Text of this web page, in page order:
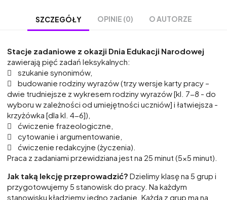
SZCZEGÓŁY OPINIE (0) O AUTORZE
Stacje zadaniowe z okazji Dnia Edukacji Narodowej
zawierają pięć zadań leksykalnych:
 szukanie synonimów,
 budowanie rodziny wyrazów (trzy wersje karty pracy –
dwie trudniejsze z wykresem rodziny wyrazów [kl. 7-8 - do
wyboru w zależności od umiejętności uczniów] i łatwiejsza -
krzyżówka [dla kl. 4-6]),
 ćwiczenie frazeologiczne,
 cytowanie i argumentowanie,
 ćwiczenie redakcyjne (życzenia).
Praca z zadaniami przewidziana jest na 25 minut (5x5 minut).
Jak taką lekcję przeprowadzić? Dzielimy klasę na 5 grup i
przygotowujemy 5 stanowisk do pracy. Na każdym
stanowisku kładziemy jedno zadanie. Każda z grup ma na